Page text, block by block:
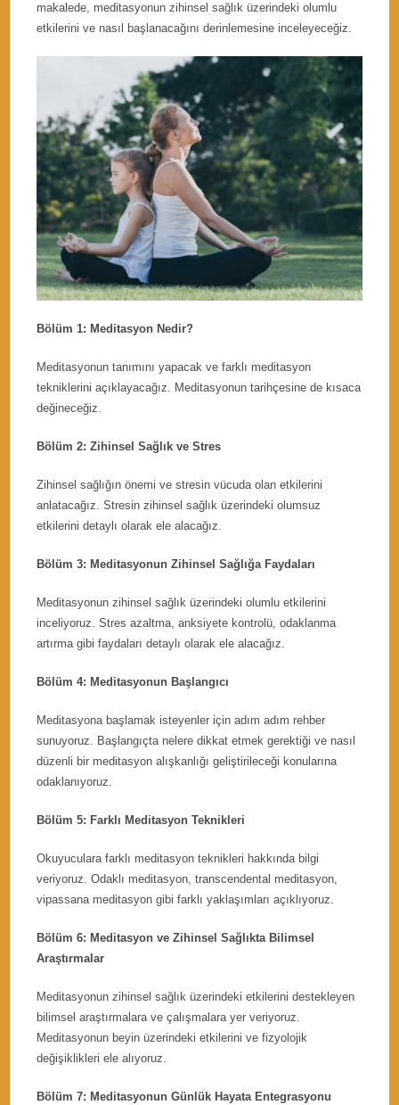
makalede, meditasyonun zihinsel sağlık üzerindeki olumlu
etkilerini ve nasıl başlanacağını derinlemesine inceleyeceğiz.
Bölüm 1: Meditasyon Nedir?
Meditasyonun tanımını yapacak ve farklı meditasyon
tekniklerini açıklayacağız. Meditasyonun tarihçesine de kısaca
değineceğiz.
Bölüm 2: Zihinsel Sağlık ve Stres
Zihinsel sağlığın önemi ve stresin vücuda olan etkilerini
anlatacağız. Stresin zihinsel sağlık üzerindeki olumsuz
etkilerini detaylı olarak ele alacağız.
Bölüm 3: Meditasyonun Zihinsel Sağlığa Faydaları
Meditasyonun zihinsel sağlık üzerindeki olumlu etkilerini
inceliyoruz. Stres azaltma, anksiyete kontrolü, odaklanma
artırma gibi faydaları detaylı olarak ele alacağız.
Bölüm 4: Meditasyonun Başlangıcı
Meditasyona başlamak isteyenler için adım adım rehber
sunuyoruz. Başlangıçta nelere dikkat etmek gerektiği ve nasıl
düzenli bir meditasyon alışkanlığı geliştirileceği konularına
odaklanıyoruz.
Bölüm 5: Farklı Meditasyon Teknikleri
Okuyuculara farklı meditasyon teknikleri hakkında bilgi
veriyoruz. Odaklı meditasyon, transcendental meditasyon,
vipassana meditasyon gibi farklı yaklaşımları açıklıyoruz.
Bölüm 6: Meditasyon ve Zihinsel Sağlıkta Bilimsel
Araştırmalar
Meditasyonun zihinsel sağlık üzerindeki etkilerini destekleyen
bilimsel araştırmalara ve çalışmalara yer veriyoruz.
Meditasyonun beyin üzerindeki etkilerini ve fizyolojik
değişiklikleri ele alıyoruz.
Bölüm 7: Meditasyonun Günlük Hayata Entegrasyonu